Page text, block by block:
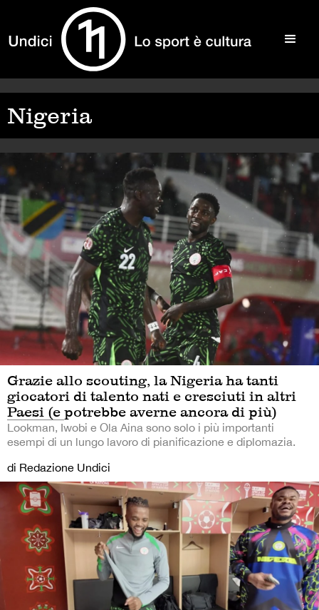
Nigeria
Grazie allo scouting, la Nigeria ha tanti
giocatori di talento nati e cresciuti in altri
Paesi (e potrebbe averne ancora di più)
Lookman, Iwobi e Ola Aina sono solo i più importanti
esempi di un lungo lavoro di pianificazione e diplomazia.
di Redazione Undici